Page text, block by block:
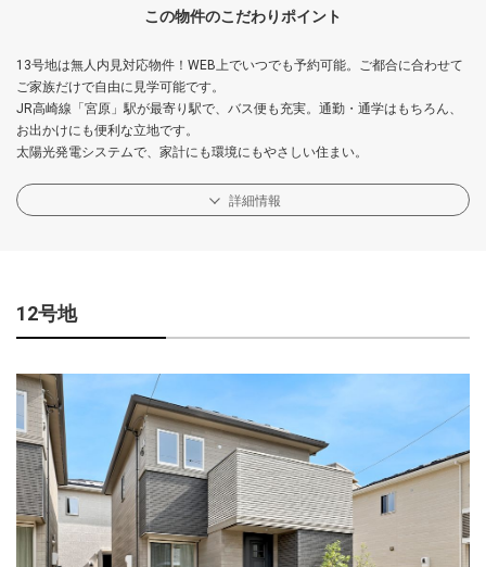
この物件のこだわりポイント
13号地は無人内見対応物件！WEB上でいつでも予約可能。ご都合に合わせて
ご家族だけで自由に見学可能です。
JR高崎線「宮原」駅が最寄り駅で、バス便も充実。通勤・通学はもちろん、
お出かけにも便利な立地です。
太陽光発電システムで、家計にも環境にもやさしい住まい。
詳細情報
12号地